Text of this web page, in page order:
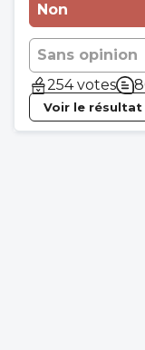
Non
Sans opinion
254 votes
Voir le résultat